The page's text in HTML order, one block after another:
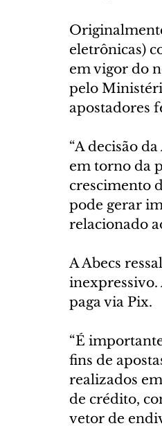
eletrônicas)
em vigor do
pelo
apostadores
“A decisão
em torno da
crescimento
pode gerar
relacionado
A Abecs
inexpressivo.
paga via Pix.
“É
fins de
realizados
de crédito,
vetor de